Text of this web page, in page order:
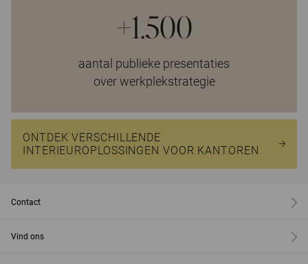
+1.500
aantal publieke presentaties
over werkplekstrategie
ONTDEK VERSCHILLENDE
INTERIEUROPLOSSINGEN VOOR KANTOREN
Contact
Vind ons